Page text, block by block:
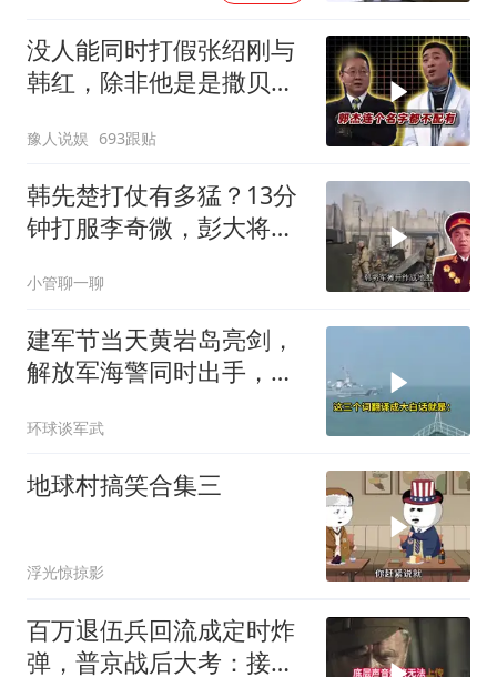
没人能同时打假张绍刚与
韩红，除非他是是撒贝
豫人说娱 693跟贴
韩先楚打仗有多猛？13分
钟打服李奇微，彭大将军
小管聊一聊
建军节当天黄岩岛亮剑，
解放军海警同时出手，菲
环球谈军武
地球村搞笑合集三
浮光惊掠影
百万退伍兵回流成定时炸
弹，普京战后大考：接不